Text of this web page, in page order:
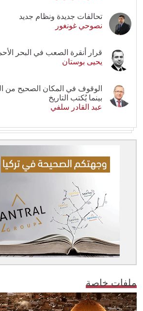
تحالفات جديدة ونظام جديد
نصوحي غونغور
قرار أنقرة الصعب في البحر
يحيى بوستان
الوقوف في المكان الصحيح من
بينما يُكتب التاريخ
عبد القادر سلفي
ملفات خاصة